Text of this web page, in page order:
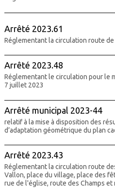
Arrêté 2023.61
Réglementant la circulation route
Arrêté 2023.48
Réglementant le circulation pour le
7 juillet 2023
Arrêté municipal 2023-44
relatif à la mise à disposition des
d’adaptation géométrique du plan
Arrêté 2023.43
Réglementant la circulation route
Vallon, place du village, place des
rue de l'église, route des Champs et